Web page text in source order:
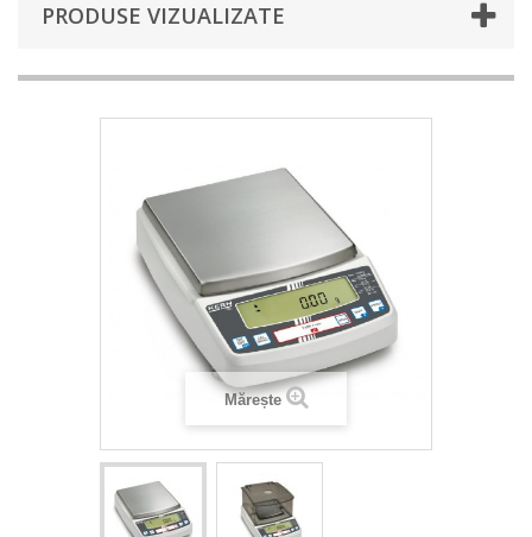
PRODUSE VIZUALIZATE
Mărește